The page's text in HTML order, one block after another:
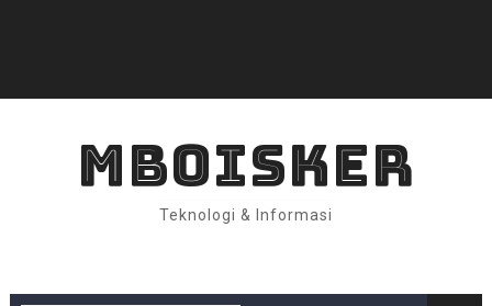
MBOISKER
Teknologi & Informasi